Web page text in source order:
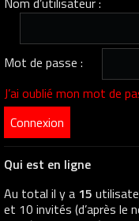
Mot de passe :
J’ai oublié mon mot de
Qui est en ligne
Au total il y a 15
et 10 invités (d’après le